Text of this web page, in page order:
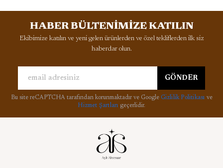
HABER BÜLTENİMİZE KATILIN
Ekibimize katılın ve yeni gelen ürünlerden ve özel tekliflerden ilk siz
haberdar olun.
GÖNDER
Bu site reCAPTCHA tarafından korunmaktadır ve Google Gizlilik Politikası ve
Hizmet Şartları geçerlidir.